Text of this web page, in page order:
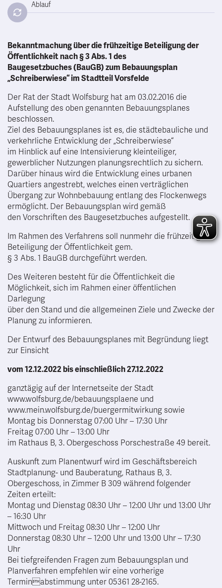
Ablauf
Bekanntmachung über die frühzeitige Beteiligung der
Öffentlichkeit nach § 3 Abs. 1 des
Baugesetzbuches (BauGB) zum Bebauungsplan
„Schreiberwiese“ im Stadtteil Vorsfelde
Der Rat der Stadt Wolfsburg hat am 03.02.2016 die
Aufstellung des oben genannten Bebauungsplanes
beschlossen.
Ziel des Bebauungsplanes ist es, die städtebauliche und
verkehrliche Entwicklung der „Schreiberwiese“
im Hinblick auf eine Intensivierung kleinteiliger,
gewerblicher Nutzungen planungsrechtlich zu sichern.
Darüber hinaus wird die Entwicklung eines urbanen
Quartiers angestrebt, welches einen verträglichen
Übergang zur Wohnbebauung entlang des Flockenwegs
ermöglicht. Der Bebauungsplan wird gemäß
den Vorschriften des Baugesetzbuches aufgestellt.
Im Rahmen des Verfahrens soll nunmehr die frühzeitige
Beteiligung der Öffentlichkeit gem.
§ 3 Abs. 1 BauGB durchgeführt werden.
Des Weiteren besteht für die Öffentlichkeit die
Möglichkeit, sich im Rahmen einer öffentlichen
Darlegung
über den Stand und die allgemeinen Ziele und Zwecke der
Planung zu informieren.
Der Entwurf des Bebauungsplanes mit Begründung liegt
zur Einsicht
vom 12.12.2022 bis einschließlich 27.12.2022
ganztägig auf der Internetseite der Stadt
www.wolfsburg.de/bebauungsplaene und
www.mein.wolfsburg.de/buergermitwirkung sowie
Montag bis Donnerstag 07:00 Uhr – 17:30 Uhr
Freitag 07:00 Uhr – 13:00 Uhr
im Rathaus B, 3. Obergeschoss Porschestraße 49 bereit.
Auskunft zum Planentwurf wird im Geschäftsbereich
Stadtplanung- und Bauberatung, Rathaus B, 3.
Obergeschoss, in Zimmer B 309 während folgender
Zeiten erteilt:
Montag und Dienstag 08:30 Uhr – 12:00 Uhr und 13:00 Uhr
– 16:30 Uhr
Mittwoch und Freitag 08:30 Uhr – 12:00 Uhr
Donnerstag 08:30 Uhr – 12:00 Uhr und 13:00 Uhr – 17:30
Uhr
Bei tiefgreifenden Fragen zum Bebauungsplan und
Planverfahren empfehlen wir eine vorherige
Terminabstimmung unter 05361 28-2165.